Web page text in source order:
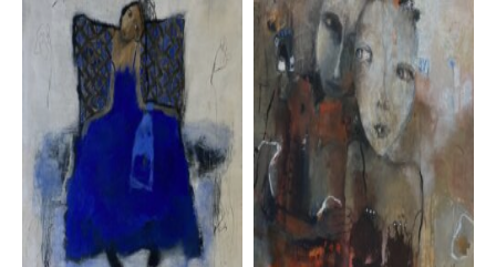
J'accepte lestermes et conditions
* Champ obligatoire
Prénom
Statut / Organisation
J'accepte les termes et conditions